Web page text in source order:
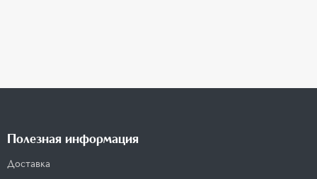
Полезная информация
Доставка